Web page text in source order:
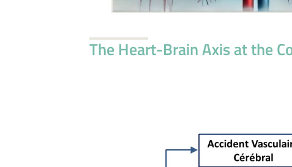
The Heart-Brain Axis at the